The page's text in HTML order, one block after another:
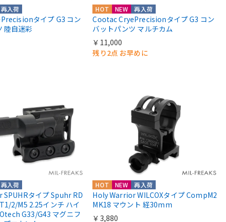
再入荷
タイプ G3 コン
陸自迷彩
HOT NEW 再入荷
Cootac CryePrecisionタイプ G3 コン
バットパンツ マルチカム
￥11,000
残り2点 お早めに
再入荷
タイプ Spuhr RD
2/M5 2.25インチ ハイ
G33/G43 マグニフ
HOT NEW 再入荷
Holy Warrior WILCOXタイプ CompM2
MK18 マウント 経30mm
￥3,880